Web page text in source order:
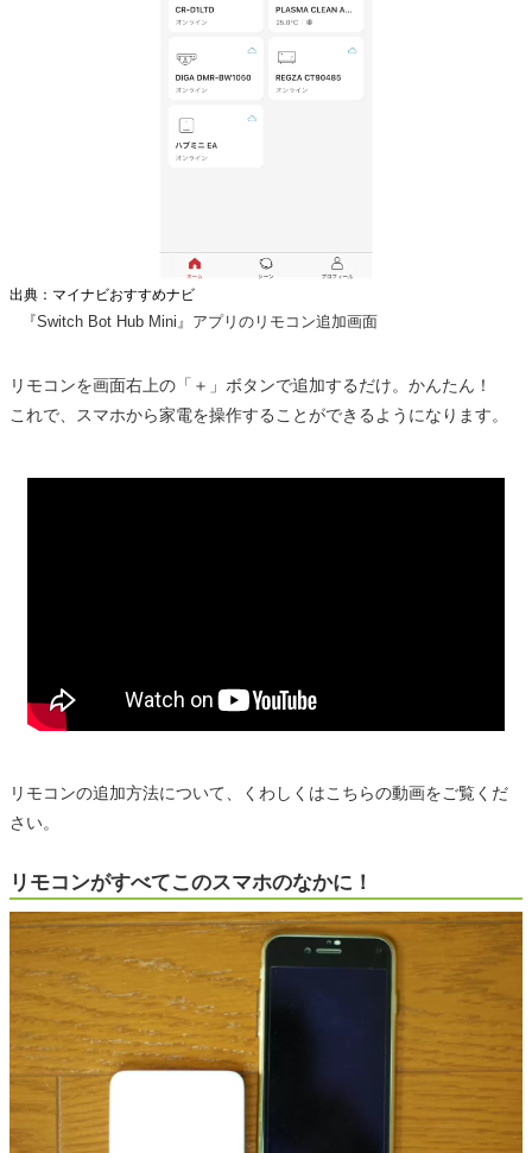
出典：マイナビおすすめナビ
『Switch Bot Hub Mini』アプリのリモコン追加画面
リモコンを画面右上の「＋」ボタンで追加するだけ。かんたん！
これで、スマホから家電を操作することができるようになります。
リモコンの追加方法について、くわしくはこちらの動画をご覧くだ
さい。
リモコンがすべてこのスマホのなかに！